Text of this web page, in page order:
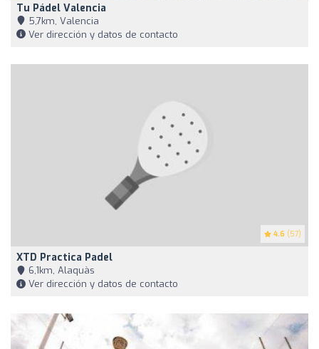
Tu Pádel Valencia
5,7km, Valencia
Ver dirección y datos de contacto
4.6 (57)
XTD Practica Padel
6,1km, Alaquàs
Ver dirección y datos de contacto